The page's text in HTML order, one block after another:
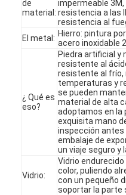
En casa
Productos
Los vídeos
de
material:
impermeable
resistencia a las
resistencia al
El metal: Hierro: pintura
acero inoxidable
¿ Qué es
eso?
Piedra artificial y
resistente al
resistente al
temperaturas y
se pueden
material de alta
adoptamos en la
exquisita mano
inspección antes
embalaje de
un viaje seguro y
Vidrio:
Vidrio
color, puliendo
con un pequeño
soportar la parte